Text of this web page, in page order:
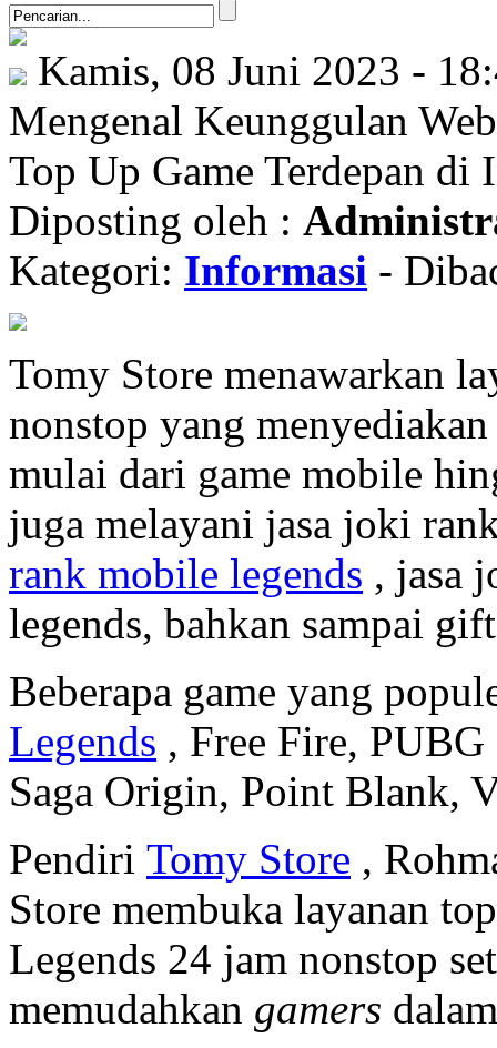
Kamis, 08 Juni 2023 -
Mengenal Keunggulan
Top Up Game Terdepan di
Diposting oleh :
Kategori: Informasi -
Tomy Store menawarkan
nonstop yang
mulai dari game mobile
juga melayani jasa joki
rank mobile legends , jasa
legends, bahkan sampai
Beberapa game yang
Legends , Free Fire,
Saga Origin, Point Blank,
Pendiri Tomy Store ,
Store membuka layanan
Legends 24 jam nonstop
memudahkan gamers